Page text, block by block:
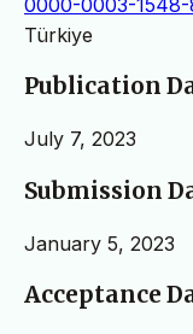
Türkiye
Publication
July 7, 2023
Submission
January 5, 2023
Acceptance